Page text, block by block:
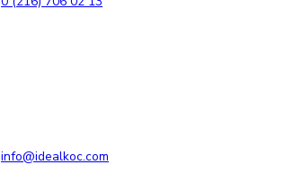
info@idealkoc.com